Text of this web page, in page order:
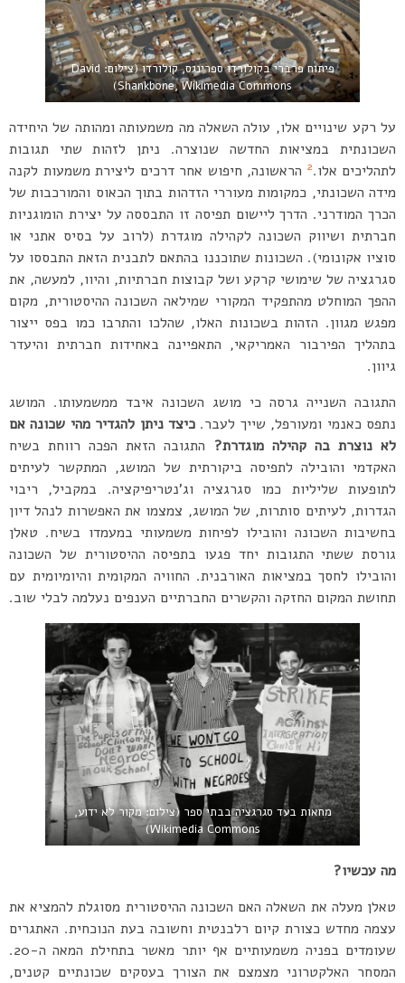
פיתוח פרברי בקולורדו ספרינגס, קולורדו (צילום: David
Shankbone, Wikimedia Commons)
על רקע שינויים אלו, עולה השאלה מה משמעותה ומהותה של היחידה
השכונתית במציאות החדשה שנוצרה. ניתן לזהות שתי תגובות
לתהליכים אלו.2 הראשונה, חיפוש אחר דרכים ליצירת משמעות לקנה
מידה השכונתי, כמקומות מעוררי הזדהות בתוך הכאוס והמורכבות של
הכרך המודרני. הדרך ליישום תפיסה זו התבססה על יצירת הומוגניות
חברתית ושיווק השכונה לקהילה מוגדרת (לרוב על בסיס אתני או
סוציו אקונומי). השכונות שתוכננו בהתאם לתבנית הזאת התבססו על
סגרגציה של שימושי קרקע ושל קבוצות חברתיות, והיוו, למעשה, את
ההפך המוחלט מהתפקיד המקורי שמילאה השכונה ההיסטורית, מקום
מפגש מגוון. הזהות בשכונות האלו, שהלכו והתרבו כמו בפס ייצור
בתהליך הפירבור האמריקאי, התאפיינה באחידות חברתית והיעדר
גיוון.
התגובה השנייה גרסה כי מושג השכונה איבד ממשמעותו. המושג
נתפס כאנמי ומעורפל, שייך לעבר. כיצד ניתן להגדיר מהי שכונה אם
לא נוצרת בה קהילה מוגדרת? התגובה הזאת הפכה רווחת בשיח
האקדמי והובילה לתפיסה ביקורתית של המושג, המתקשר לעיתים
לתופעות שליליות כמו סגרגציה וג’נטריפיקציה. במקביל, ריבוי
הגדרות, לעיתים סותרות, של המושג, צמצמו את האפשרות לנהל דיון
בחשיבות השכונה והובילו לפיחות משמעותי במעמדו בשיח. טאלן
גורסת ששתי התגובות יחד פגעו בתפיסה ההיסטורית של השכונה
והובילו לחסך במציאות האורבנית. החוויה המקומית והיומיומית עם
תחושת המקום החזקה והקשרים החברתיים הענפים נעלמה לבלי שוב.
מחאות בעד סגרגציה בבתי ספר (צילום: מקור לא ידוע,
Wikimedia Commons)
מה עכשיו?
טאלן מעלה את השאלה האם השכונה ההיסטורית מסוגלת להמציא את
עצמה מחדש כצורת קיום רלבנטית וחשובה בעת הנוכחית. האתגרים
שעומדים בפניה משמעותיים אף יותר מאשר בתחילת המאה ה-20.
המסחר האלקטרוני מצמצם את הצורך בעסקים שכונתיים קטנים,